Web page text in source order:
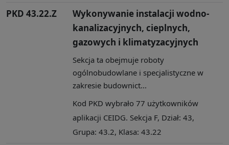
PKD 43.22.Z
Wykonywanie instalacji wodno-
kanalizacyjnych, cieplnych,
gazowych i klimatyzacyjnych
Sekcja ta obejmuje roboty
ogólnobudowlane i specjalistyczne w
zakresie budownict...
Kod PKD wybrało 77 użytkowników
aplikacji CEIDG. Sekcja F, Dział: 43,
Grupa: 43.2, Klasa: 43.22